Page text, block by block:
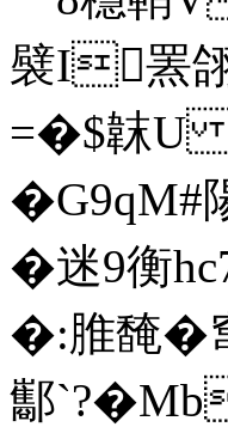
襞I罴
=�$韎U
�G9qM#
�迷9衡
�:脽馣
酅`?�